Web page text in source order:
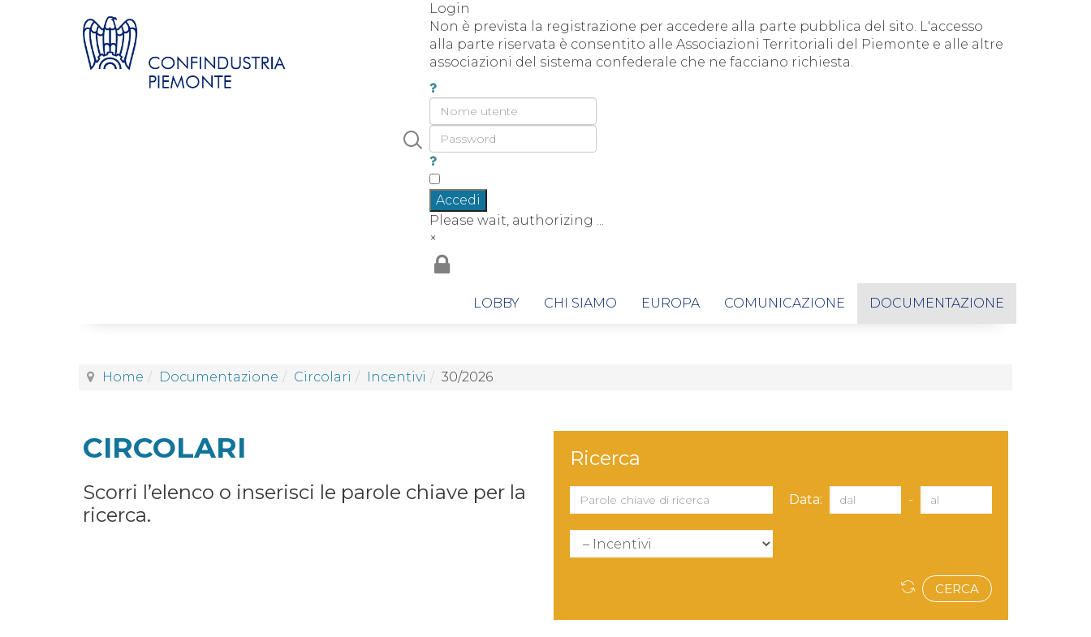
Login
Non è prevista la registrazione per accedere alla parte pubblica del sito. L'accesso
alla parte riservata è consentito alle Associazioni Territoriali del Piemonte e alle altre
associazioni del sistema confederale che ne facciano richiesta.
Accedi
Please wait, authorizing ...
×
LOBBY CHI SIAMO EUROPA COMUNICAZIONE DOCUMENTAZIONE
Home Documentazione Circolari Incentivi 30/2026
CIRCOLARI
Scorri l’elenco o inserisci le parole chiave per la
ricerca.
Ricerca
Data: -
CERCA